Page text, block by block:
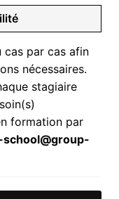
cas par cas afin
nécessaires.
stagiaire
formation par
school@group-